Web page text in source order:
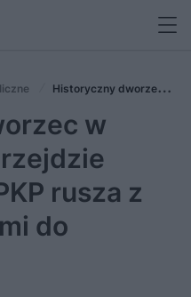
Historyczny dworzec w
rusza z przygotowaniami do
w
rusza z
do